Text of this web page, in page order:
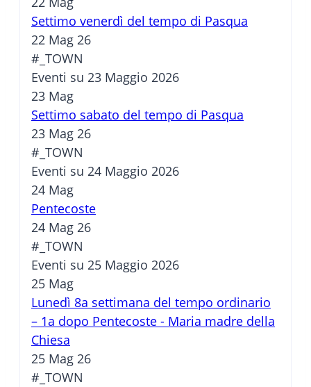
Settimo venerdì del tempo di Pasqua
22 Mag 26
#_TOWN
Eventi su 23 Maggio 2026
23 Mag
Settimo sabato del tempo di Pasqua
23 Mag 26
#_TOWN
Eventi su 24 Maggio 2026
24 Mag
Pentecoste
24 Mag 26
#_TOWN
Eventi su 25 Maggio 2026
25 Mag
Lunedì 8a settimana del tempo ordinario
– 1a dopo Pentecoste - Maria madre della
Chiesa
25 Mag 26
#_TOWN